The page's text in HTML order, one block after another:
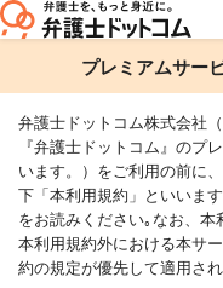
プレミアムサー
弁護士ドットコム株式会社
『弁護士ドットコム』のプ
います。）をご利用の前に
下「本利用規約」といいま
をお読みください｡なお、
本利用規約外における本サ
約の規定が優先して適用され